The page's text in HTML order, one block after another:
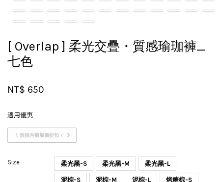
[ Overlap ] 柔光交疊・質感瑜珈褲_
七色
NT$ 650
適用優惠
\ 無痕內褲加價折扣 /
Size 柔光黑-S 柔光黑-M 柔光黑-L
泥棕-S 泥棕-M 泥棕-L 烤糖棕-S